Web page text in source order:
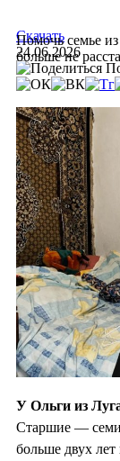
Помочь семье
больше не
Скачать
24.06.2026
У Ольги из
Старшие —
больше двух